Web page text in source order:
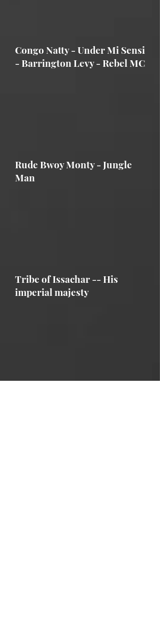
Congo Natty - Under Mi Sensi
- Barrington Levy - Rebel MC
Rude Bwoy Monty - Jungle
Man
Tribe of Issachar -- His
imperial majesty